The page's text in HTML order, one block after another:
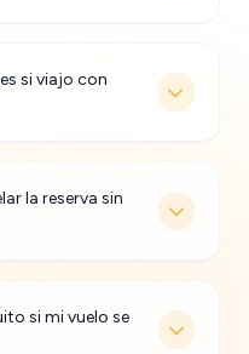
si viajo con
la reserva sin
si mi vuelo se